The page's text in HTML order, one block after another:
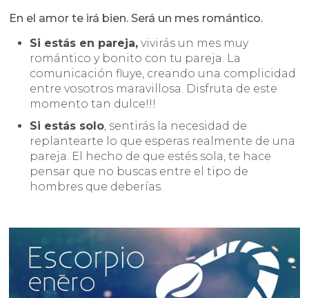
En el amor te irá bien. Será un mes romántico.
Si estás en pareja, vivirás un mes muy
romántico y bonito con tu pareja. La
comunicación fluye, creando una complicidad
entre vosotros maravillosa. Disfruta de este
momento tan dulce!!!
Si estás solo, sentirás la necesidad de
replantearte lo que esperas realmente de una
pareja. El hecho de que estés sola, te hace
pensar que no buscas entre el tipo de
hombres que deberías.